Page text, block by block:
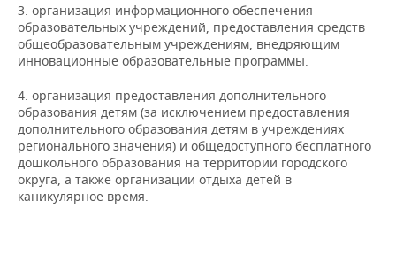
ФИГУРНОЕ КАТАНИЕ
ХОККЕЙ С МЯЧОМ
МЕДИЦИНА
ПРОИСШЕСТВИЯ
3. организация информационного обеспечения
образовательных учреждений, предоставления средств
общеобразовательным учреждениям, внедряющим
инновационные образовательные программы.
4. организация предоставления дополнительного
образования детям (за исключением предоставления
дополнительного образования детям в учреждениях
регионального значения) и общедоступного бесплатного
дошкольного образования на территории городского
округа, а также организации отдыха детей в
каникулярное время.